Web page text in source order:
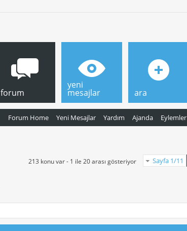
forum
Forum Home Yeni Mesajlar Yardım Ajanda Eylemler
yeni
mesajlar ara
Sayfa 1/11
213 konu var - 1 ile 20 arası gösteriyor